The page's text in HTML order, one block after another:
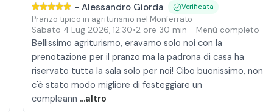
- Alessandro Giorda Verificata
Pranzo tipico in agriturismo nel Monferrato
Sabato 4 Lug 2026, 12:30•2 ore 30 min - Menù completo
Bellissimo agriturismo, eravamo solo noi con la
prenotazione per il pranzo ma la padrona di casa ha
riservato tutta la sala solo per noi! Cibo buonissimo, non
c'è stato modo migliore di festeggiare un
compleann ...altro